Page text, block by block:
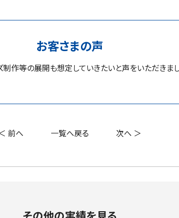
お客さまの声
制作等の展開も想定していきたいと声をいただきま
前へ 一覧へ戻る 次へ ＞